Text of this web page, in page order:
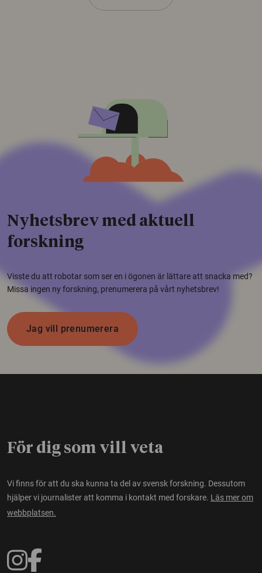
Nyhetsbrev med aktuell
forskning
Visste du att robotar som ser en i ögonen är lättare att snacka med?
Missa ingen ny forskning, prenumerera på vårt nyhetsbrev!
Jag vill prenumerera
För dig som vill veta
Vi finns för att du ska kunna ta del av svensk forskning. Dessutom
hjälper vi journalister att komma i kontakt med forskare. Läs mer om
webbplatsen.